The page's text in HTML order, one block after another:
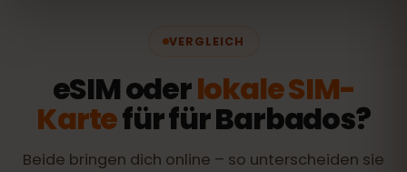
VERGLEICH
eSIM oderlokale SIM-
Kartefür für Barbados?
Beide bringen dich online – so unterscheiden sie